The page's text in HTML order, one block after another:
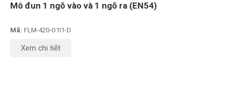
Mô đun 1 ngõ vào và 1 ngõ ra (EN54)
Mã: FLM-420-O1I1-D
Xem chi tiết